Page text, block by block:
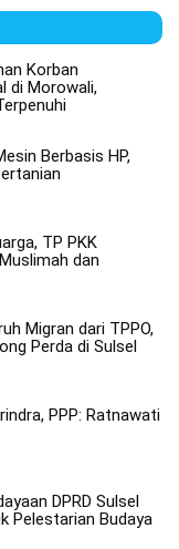
Korban
di Morowali,
Berbasis HP,
TP PKK
dan
Migran dari TPPO,
Perda di Sulsel
PPP: Ratnawati
DPRD Sulsel
Pelestarian Budaya